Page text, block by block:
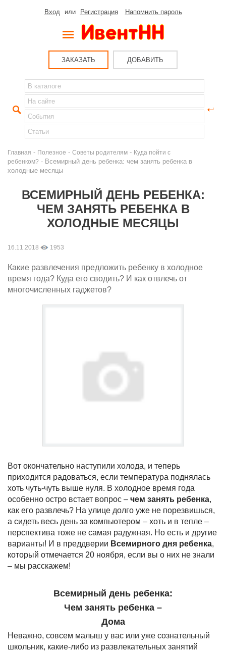
Вход или Регистрация Напомнить пароль
ЗАКАЗАТЬ ДОБАВИТЬ
Главная - Полезное - Советы родителям - Куда пойти с
ребенком? - Всемирный день ребенка: чем занять ребенка в
холодные месяцы
ВСЕМИРНЫЙ ДЕНЬ РЕБЕНКА:
ЧЕМ ЗАНЯТЬ РЕБЕНКА В
ХОЛОДНЫЕ МЕСЯЦЫ
16.11.2018 1953
Какие развлечения предложить ребенку в холодное
время года? Куда его сводить? И как отвлечь от
многочисленных гаджетов?
Вот окончательно наступили холода, и теперь
приходится радоваться, если температура поднялась
хоть чуть-чуть выше нуля. В холодное время года
особенно остро встает вопрос – чем занять ребенка,
как его развлечь? На улице долго уже не порезвишься,
а сидеть весь день за компьютером – хоть и в тепле –
перспектива тоже не самая радужная. Но есть и другие
варианты! И в преддверии Всемирного дня ребенка,
который отмечается 20 ноября, если вы о них не знали
– мы расскажем!
Всемирный день ребенка:
Чем занять ребенка –
Дома
Неважно, совсем малыш у вас или уже сознательный
школьник, какие-либо из развлекательных занятий